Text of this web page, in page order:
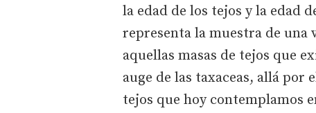
la edad de los tejos y la edad
representa la muestra de una
aquellas masas de tejos que
auge de las taxaceas, allá por
tejos que hoy contemplamos